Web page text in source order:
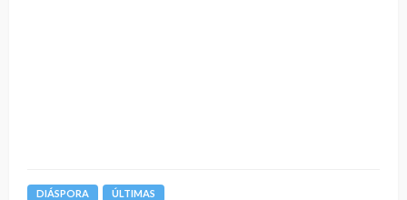
DIÁSPORA ÚLTIMAS